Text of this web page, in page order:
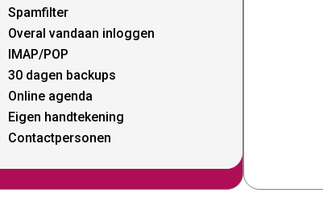
Spamfilter
Overal vandaan inloggen
IMAP/POP
30 dagen backups
Online agenda
Eigen handtekening
Contactpersonen